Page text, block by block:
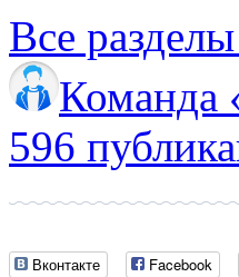
Все разделы
Команда
596
Вконтакте Facebook